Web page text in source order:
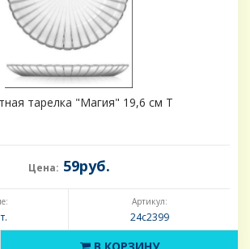
тарелка "Магия" 19,6 см Т
Цена: 59руб.
Артикул:
24с2399